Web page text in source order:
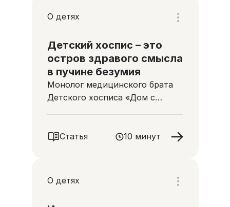
О детях
Детский хоспис – это
остров здравого смысла
в пучине безумия
Монолог медицинского брата
Детского хосписа «Дом с
Статья 10 минут
О детях